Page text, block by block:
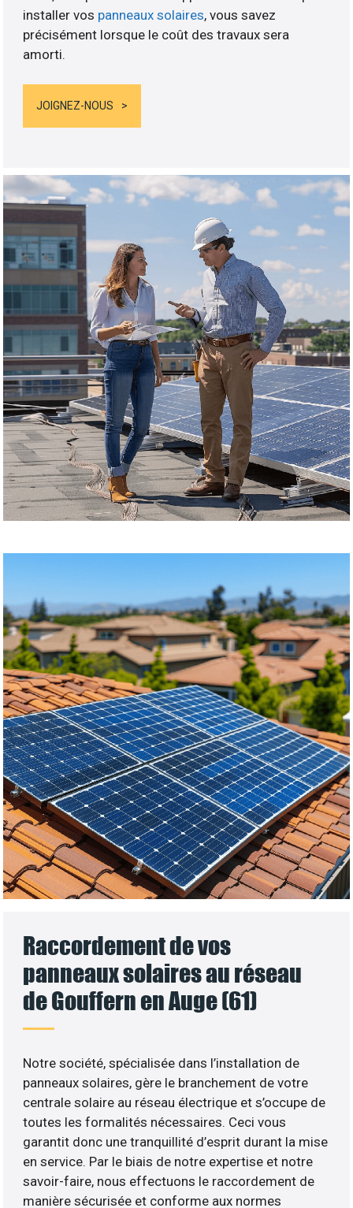
installer vos panneaux solaires, vous savez
précisément lorsque le coût des travaux sera
amorti.
JOIGNEZ-NOUS
Raccordement de vos
panneaux solaires au réseau
de Gouffern en Auge (61)
Notre société, spécialisée dans l’installation de
panneaux solaires, gère le branchement de votre
centrale solaire au réseau électrique et s’occupe de
toutes les formalités nécessaires. Ceci vous
garantit donc une tranquillité d’esprit durant la mise
en service. Par le biais de notre expertise et notre
savoir-faire, nous effectuons le raccordement de
manière sécurisée et conforme aux normes